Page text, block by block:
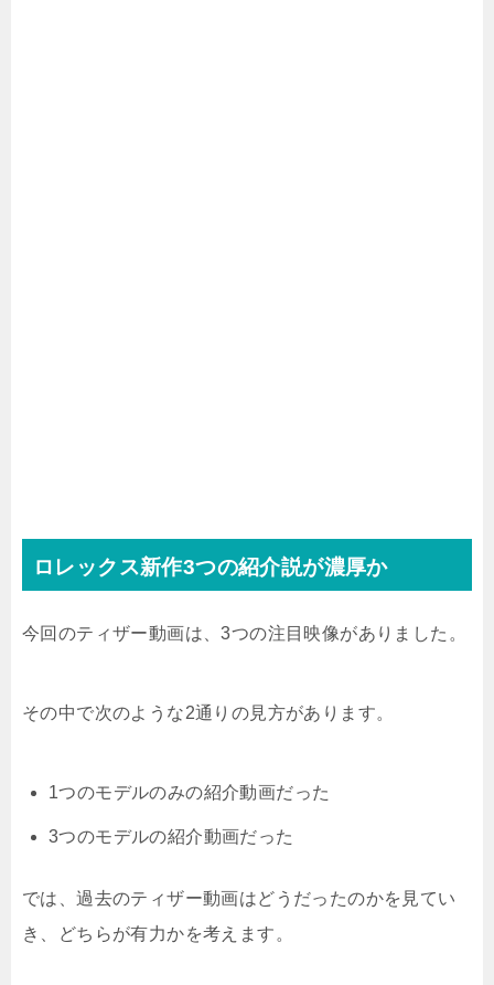
ロレックス新作3つの紹介説が濃厚か
今回のティザー動画は、3つの注目映像がありました。
その中で次のような2通りの見方があります。
1つのモデルのみの紹介動画だった
3つのモデルの紹介動画だった
では、過去のティザー動画はどうだったのかを見てい
き、どちらが有力かを考えます。